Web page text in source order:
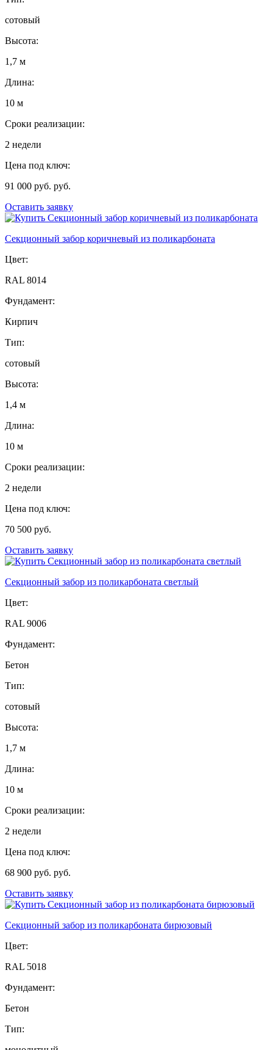
сотовый
Высота:
1,7 м
Длина:
10 м
Сроки реализации:
2 недели
Цена под ключ:
91 000 руб. руб.
Оставить заявку
Секционный забор коричневый из поликарбоната
Цвет:
RAL 8014
Фундамент:
Кирпич
Тип:
сотовый
Высота:
1,4 м
Длина:
10 м
Сроки реализации:
2 недели
Цена под ключ:
70 500 руб.
Оставить заявку
Секционный забор из поликарбоната светлый
Цвет:
RAL 9006
Фундамент:
Бетон
Тип:
сотовый
Высота:
1,7 м
Длина:
10 м
Сроки реализации:
2 недели
Цена под ключ:
68 900 руб. руб.
Оставить заявку
Секционный забор из поликарбоната бирюзовый
Цвет:
RAL 5018
Фундамент:
Бетон
Тип: